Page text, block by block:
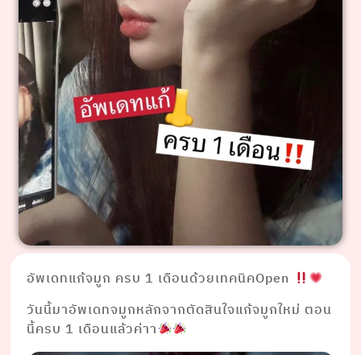
อัพเดทแก้จมูก ครบ 1 เดือนด้วยเทคนิคOpen
วันนี้มาอัพเดทจมูกหลักจากตัดสินใจแก้จมูกใหม่ ตอน
นี้ครบ 1 เดือนแล้วค่าา